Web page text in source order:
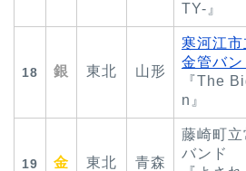
TY-』
18 銀 東北 山形
寒河江
金管バン
『The
n』
19 金 東北 青森
藤崎町
バンド